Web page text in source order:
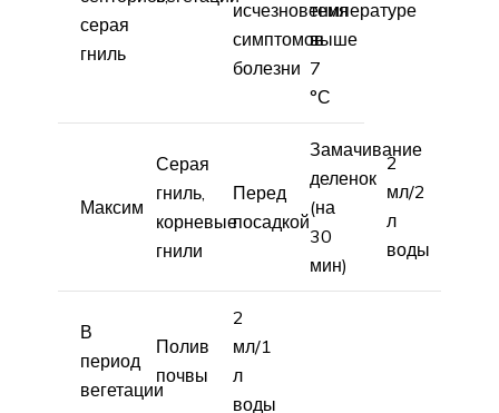
серая
гниль
исчезновения
симптомов
болезни
температуре
выше
7
°С
Максим
Серая
гниль,
корневые
гнили
Перед
посадкой
Замачивание
деленок
(на
30
мин)
2
мл/2
л
воды
В
период
вегетации
Полив
почвы
2
мл/1
л
воды